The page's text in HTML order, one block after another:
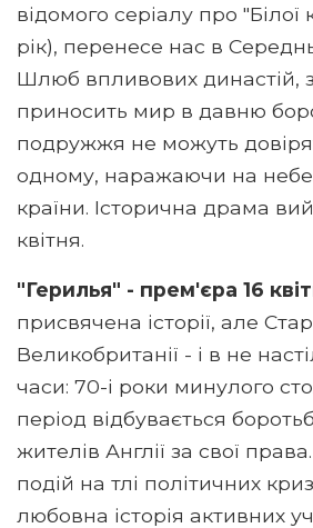
відомого серіалу про "Білої
рік), перенесе нас в
Шлюб впливових династій,
приносить мир в давню
подружжя не можуть
одному, наражаючи на
країни. Історична драма
квітня.
"Герилья" - прем'єра 16
присвячена історії, але
Великобританії - і в не
часи: 70-і роки минулого
період відбувається
жителів Англії за свої
подій на тлі політичних
любовна історія активних